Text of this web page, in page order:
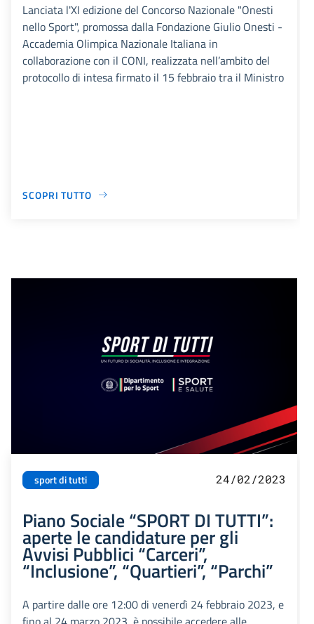
Lanciata l'XI edizione del Concorso Nazionale "Onesti
nello Sport", promossa dalla Fondazione Giulio Onesti -
Accademia Olimpica Nazionale Italiana in
collaborazione con il CONI, realizzata nell’ambito del
protocollo di intesa firmato il 15 febbraio tra il Ministro
SCOPRI TUTTO
sport di tutti 24/02/2023
Piano Sociale “SPORT DI TUTTI”:
aperte le candidature per gli
Avvisi Pubblici “Carceri”,
“Inclusione”, “Quartieri”, “Parchi”
A partire dalle ore 12:00 di venerdì 24 febbraio 2023, e